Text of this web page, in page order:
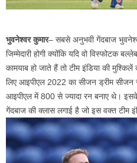
भुवनेश्वर कुमार– सबसे अनुभवी गेंदबाज
जिम्मेदारी होगी क्योंकि यदि वो विस्फोटक
कामयाब हो जाते हैं तो टीम इंडिया की
लिए आइपीएल 2022 का सीजन ड्रीम
आइपीएल में 800 से ज्यादा रन बनाए थे।
गेंदबाज की क्लास लगाई है जो इस वक्त टीम